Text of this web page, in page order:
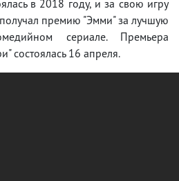
в 2018 году, и за свою игру
премию "Эмми" за лучшую
сериале. Премьера
состоялась 16 апреля.